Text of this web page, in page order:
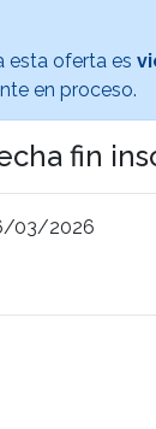
esta oferta es
en proceso.
fin
03/2026